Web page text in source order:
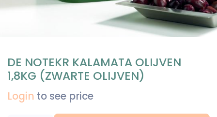
DE NOTEKR KALAMATA OLIJVEN
1,8KG (ZWARTE OLIJVEN)
Login to see price